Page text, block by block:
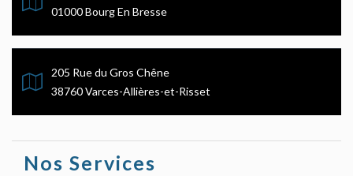
01000 Bourg En Bresse
205 Rue du Gros Chêne
38760 Varces-Allières-et-Risset
Nos Services